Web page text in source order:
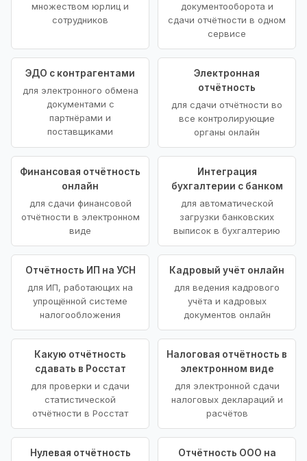
множеством юрлиц и
сотрудников
документооборота и
сдачи отчётности в одном
сервисе
ЭДО с контрагентами
для электронного обмена
документами с
партнёрами и
поставщиками
Электронная
отчётность
для сдачи отчётности во
все контролирующие
органы онлайн
Финансовая отчётность
онлайн
для сдачи финансовой
отчётности в электронном
виде
Интеграция
бухгалтерии с банком
для автоматической
загрузки банковских
выписок в бухгалтерию
Отчётность ИП на УСН
для ИП, работающих на
упрощённой системе
налогообложения
Кадровый учёт онлайн
для ведения кадрового
учёта и кадровых
документов онлайн
Какую отчётность
сдавать в Росстат
для проверки и сдачи
статистической
отчётности в Росстат
Налоговая отчётность в
электронном виде
для электронной сдачи
налоговых деклараций и
расчётов
Нулевая отчётность
Отчётность ООО на